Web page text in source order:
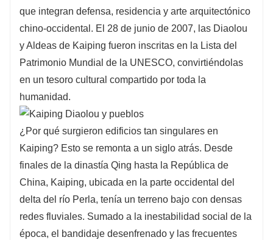
¿Necesitas más ideas de rutas? ¡Contacta
directamente con atención al cliente!
que integran defensa, residencia y arte arquitectónico
chino-occidental. El 28 de junio de 2007, las Diaolou
y Aldeas de Kaiping fueron inscritas en la Lista del
Patrimonio Mundial de la UNESCO, convirtiéndolas
en un tesoro cultural compartido por toda la
humanidad.
¿Por qué surgieron edificios tan singulares en
Kaiping? Esto se remonta a un siglo atrás. Desde
finales de la dinastía Qing hasta la República de
China, Kaiping, ubicada en la parte occidental del
delta del río Perla, tenía un terreno bajo con densas
redes fluviales. Sumado a la inestabilidad social de la
época, el bandidaje desenfrenado y las frecuentes